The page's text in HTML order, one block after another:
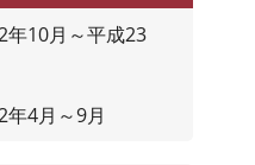
年10月～平成23
年4月～9月